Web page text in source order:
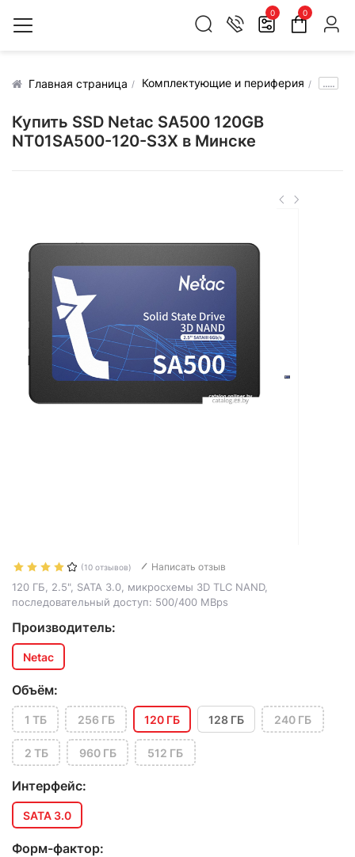
0 0
Главная страница Комплектующие и периферия .....
Купить SSD Netac SA500 120GB
NT01SA500-120-S3X в Минске
(10 отзывов) Написать отзыв
120 ГБ, 2.5", SATA 3.0, микросхемы 3D TLC NAND,
последовательный доступ: 500/400 MBps
Производитель:
Netac
Объём:
1 ТБ 256 ГБ 120 ГБ 128 ГБ 240 ГБ
2 ТБ 960 ГБ 512 ГБ
Интерфейс:
SATA 3.0
Форм-фактор: